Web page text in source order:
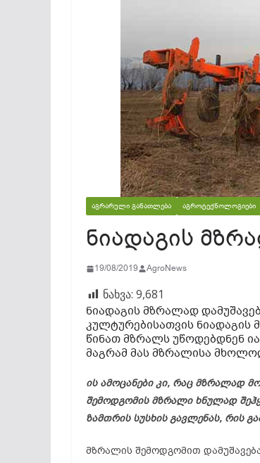
ᲐᲒᲠᲐᲠᲣᲚᲘ ᲒᲐᲜᲐᲗᲚᲔᲑᲐ ᲐᲒᲠᲝᲢᲔᲥᲜᲝᲚᲝᲒᲘᲔᲑᲘ
ნიადაგის
19/08/2019 AgroNews
ნახვა: 9,681
ნიადაგის მზრალად
კულტურებისათვის ნიადაგის
წინათ მზრალს უწოდებდნენ
მაგრამ მას მზრალისა
ის ამოცანები კი, რაც მზრალად
შემოდგომის მზრალი ხნულად
ზამთრის სუსხის გავლენას, რის
მზრალის შემოდგომით